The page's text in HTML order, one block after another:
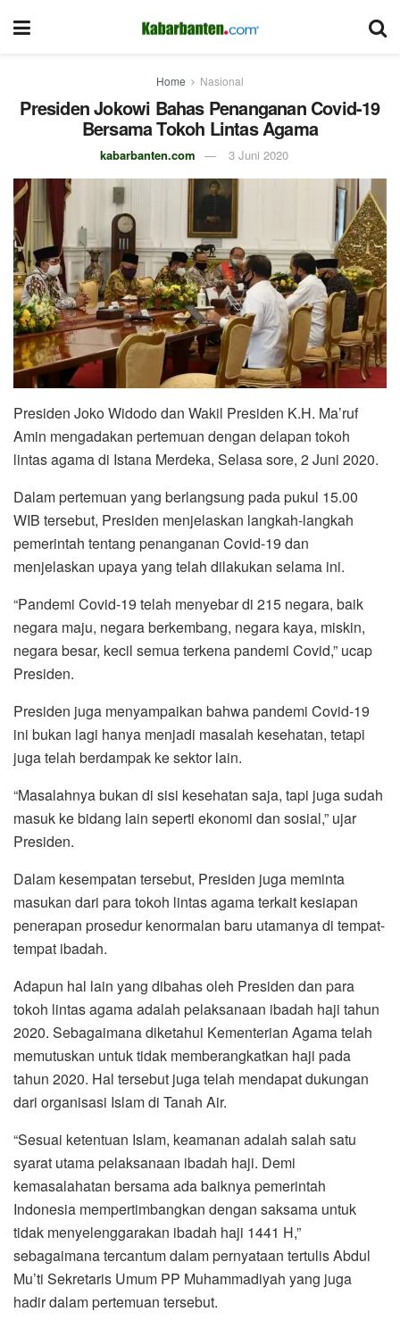
Home Nasional
Presiden Jokowi Bahas Penanganan Covid-19
Bersama Tokoh Lintas Agama
kabarbanten.com 3 Juni 2020
Presiden Joko Widodo dan Wakil Presiden K.H. Ma’ruf
Amin mengadakan pertemuan dengan delapan tokoh
lintas agama di Istana Merdeka, Selasa sore, 2 Juni 2020.
Dalam pertemuan yang berlangsung pada pukul 15.00
WIB tersebut, Presiden menjelaskan langkah-langkah
pemerintah tentang penanganan Covid-19 dan
menjelaskan upaya yang telah dilakukan selama ini.
“Pandemi Covid-19 telah menyebar di 215 negara, baik
negara maju, negara berkembang, negara kaya, miskin,
negara besar, kecil semua terkena pandemi Covid,” ucap
Presiden.
Presiden juga menyampaikan bahwa pandemi Covid-19
ini bukan lagi hanya menjadi masalah kesehatan, tetapi
juga telah berdampak ke sektor lain.
“Masalahnya bukan di sisi kesehatan saja, tapi juga sudah
masuk ke bidang lain seperti ekonomi dan sosial,” ujar
Presiden.
Dalam kesempatan tersebut, Presiden juga meminta
masukan dari para tokoh lintas agama terkait kesiapan
penerapan prosedur kenormalan baru utamanya di tempat-
tempat ibadah.
Adapun hal lain yang dibahas oleh Presiden dan para
tokoh lintas agama adalah pelaksanaan ibadah haji tahun
2020. Sebagaimana diketahui Kementerian Agama telah
memutuskan untuk tidak memberangkatkan haji pada
tahun 2020. Hal tersebut juga telah mendapat dukungan
dari organisasi Islam di Tanah Air.
“Sesuai ketentuan Islam, keamanan adalah salah satu
syarat utama pelaksanaan ibadah haji. Demi
kemasalahatan bersama ada baiknya pemerintah
Indonesia mempertimbangkan dengan saksama untuk
tidak menyelenggarakan ibadah haji 1441 H,”
sebagaimana tercantum dalam pernyataan tertulis Abdul
Mu’ti Sekretaris Umum PP Muhammadiyah yang juga
hadir dalam pertemuan tersebut.